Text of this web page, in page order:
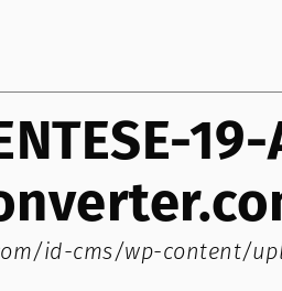
id-cms/wp-content/